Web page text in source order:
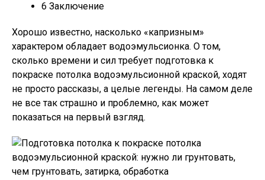
6 Заключение
Хорошо известно, насколько «капризным»
характером обладает водоэмульсионка. О том,
сколько времени и сил требует подготовка к
покраске потолка водоэмульсионной краской, ходят
не просто рассказы, а целые легенды. На самом деле
не все так страшно и проблемно, как может
показаться на первый взгляд.